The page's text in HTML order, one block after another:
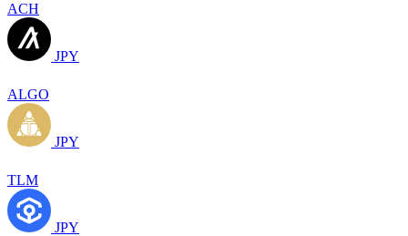
ACH
JPY
ALGO
JPY
TLM
JPY